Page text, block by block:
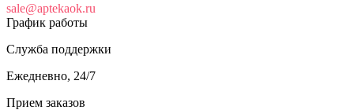
sale@aptekaok.ru
График работы
Служба поддержки
Ежедневно, 24/7
Прием заказов